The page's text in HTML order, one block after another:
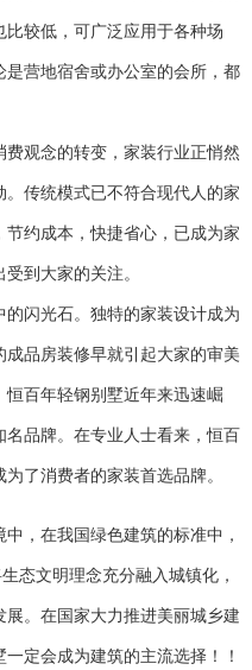
较低，可广泛应用于各种场
营地宿舍或办公室的会所，都
观念的转变，家装行业正悄然
传统模式已不符合现代人的家
约成本，快捷省心，已成为家
受到大家的关注。
闪光石。独特的家装设计成为
品房装修早就引起大家的审美
百年轻钢别墅近年来迅速崛
品牌。在专业人士看来，恒百
了消费者的家装首选品牌。
，在我国绿色建筑的标准中，
态文明理念充分融入城镇化，
。在国家大力推进美丽城乡建
定会成为建筑的主流选择！！